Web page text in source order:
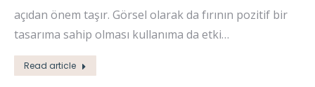
açıdan önem taşır. Görsel olarak da fırının pozitif bir
tasarıma sahip olması kullanıma da etki…
Read article